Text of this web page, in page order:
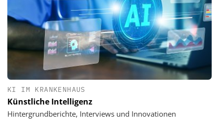
KI IM KRANKENHAUS
Künstliche Intelligenz
Hintergrundberichte, Interviews und Innovationen